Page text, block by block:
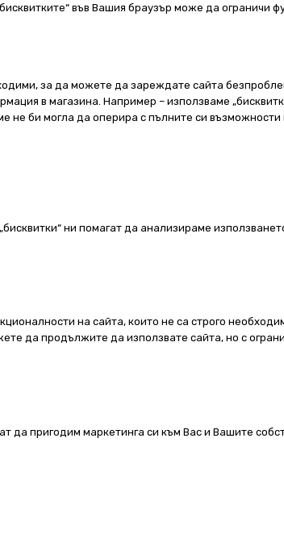
във Вашия браузър може да ограничи
за да можете да зареждате сайта
в магазина. Например – използваме
не би могла да оперира с пълните си
ни помагат да анализираме
на сайта, които не са строго
да продължите да използвате сайта, но с
да пригодим маркетинга си към Вас и Вашите